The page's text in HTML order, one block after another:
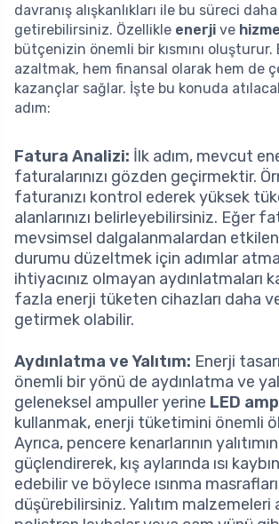
davranış alışkanlıkları ile bu süreci
getirebilirsiniz. Özellikle enerji ve
bütçenizin önemli bir kısmını oluşturur.
azaltmak, hem finansal olarak hem de
kazançlar sağlar. İşte bu konuda
adım:
Fatura Analizi: İlk adım, mevcut
faturalarınızı gözden geçirmektir.
faturanızı kontrol ederek yüksek
alanlarınızı belirleyebilirsiniz. Eğer
mevsimsel dalgalanmalardan
durumu düzeltmek için adımlar
ihtiyacınız olmayan aydınlatmaları
fazla enerji tüketen cihazları daha
getirmek olabilir.
Aydınlatma ve Yalıtım: Enerji
önemli bir yönü de aydınlatma ve
geleneksel ampuller yerine LED
kullanmak, enerji tüketimini önemli
Ayrıca, pencere kenarlarının
güçlendirerek, kış aylarında ısı
edebilir ve böylece ısınma
düşürebilirsiniz. Yalıtım malzemeleri